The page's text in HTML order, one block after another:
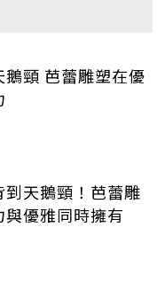
鵝頸 芭蕾雕塑在優
到天鵝頸！芭蕾雕
與優雅同時擁有